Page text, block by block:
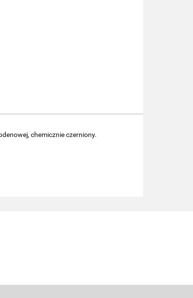
chemicznie czerniony.